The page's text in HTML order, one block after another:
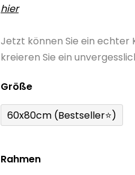
von
5
hier
Jetzt können Sie ein echter
kreieren Sie ein
Größe
60x80cm (Bestseller⭐)
Rahmen